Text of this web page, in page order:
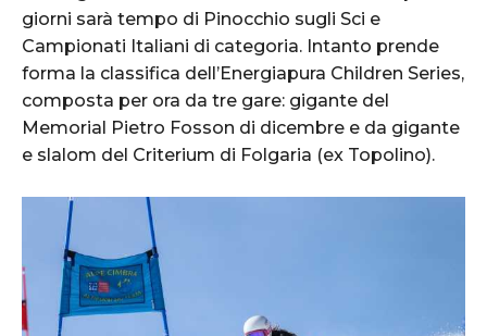
giorni sarà tempo di Pinocchio sugli Sci e
Campionati Italiani di categoria. Intanto prende
forma la classifica dell’Energiapura Children Series,
composta per ora da tre gare: gigante del
Memorial Pietro Fosson di dicembre e da gigante
e slalom del Criterium di Folgaria (ex Topolino).